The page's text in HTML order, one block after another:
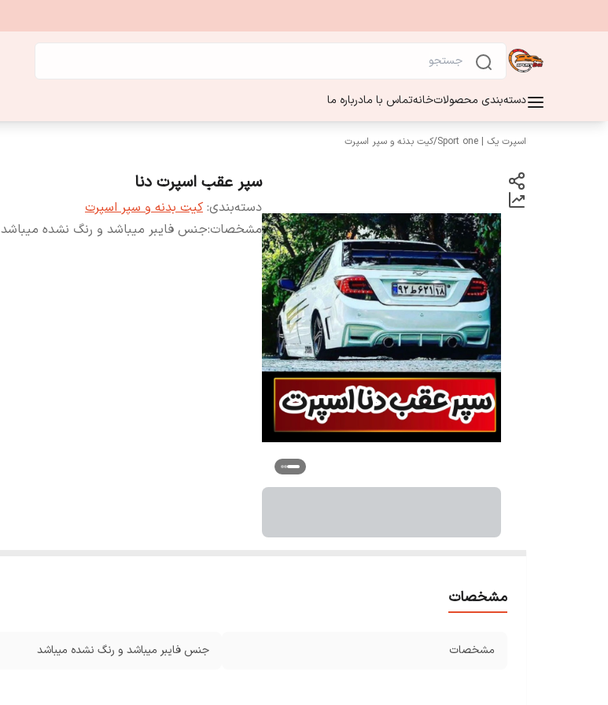
دسته‌بندی محصولاتخانهتماس با مادرباره ما
اسپرت یک | Sport one /کیت بدنه و سپر اسپرت
سپر عقب اسپرت دنا
دسته‌بندی: کیت بدنه و سپر اسپرت
مشخصات:جنس فایبر میباشد و رنگ نشده میباشد
مشخصات
مشخصات جنس فایبر میباشد و رنگ نشده میباشد